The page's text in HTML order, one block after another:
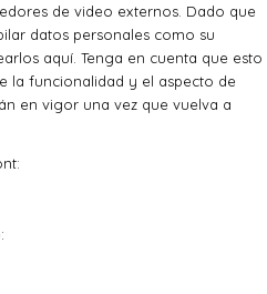
de video externos. Dado que
datos personales como su
aquí. Tenga en cuenta que esto
la funcionalidad y el aspecto de
en vigor una vez que vuelva a